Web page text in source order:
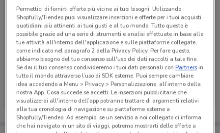
Kena Mobile
Scade il 02/09 139 m
Permettici di fornirti offerte più vicine ai tuoi bisogni: Utilizzando
Shopfully/Tiendeo puoi visualizzare inserzioni e offerte per i tuoi acquisti
quotidiani più attinenti ai tuoi gusti e al tuo mondo. Tutto questo è
possibile grazie ad una serie di strumenti e analisi effettuate in base alle
tue attività all'interno dell'applicazione e sulle piattaforme collegate,
come indicato nel paragrafo 2 della Privacy Policy. Per fare questo,
abbiamo bisogno del tuo consenso sull'uso dei dati raccolti a tale fine.
Se dai il tuo consenso condivideremo i tuoi dati personali conPartnersin
tutto il mondo attraverso l’uso di SDK esterne. Puoi sempre cambiare
idea accedendo a Menu > Privacy > Personalizzazione, all’interno della
nostra App. Cosa succede se accetti: Le inserzioni pubblicitarie che
visualizzerai all'interno dell’app potranno trattare di argomenti relativi
alla tua cronologia di navigazione su piattaforme esterne a
Shopfully/Tiendeo. Ad esempio, se un servizio a noi collegato ci informa
che hai navigato in un sito di viaggi, potremo mostrarti delle offerte a